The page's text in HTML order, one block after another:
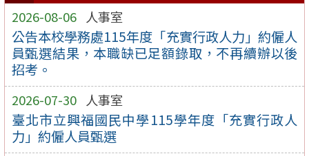
2026-08-06 人事室
公告本校學務處115年度「充實行政人力」約僱人
員甄選結果，本職缺已足額錄取，不再續辦以後
招考。
2026-07-30 人事室
臺北市立興福國民中學115學年度「充實行政人
力」約僱人員甄選